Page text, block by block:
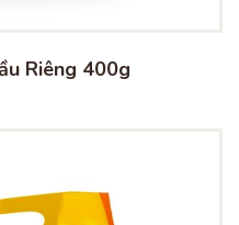
Riêng 400g